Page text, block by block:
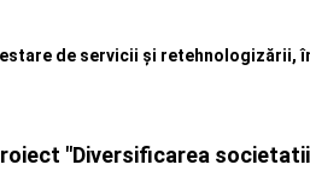
de servicii și retehnologizării,
"Diversificarea societatii